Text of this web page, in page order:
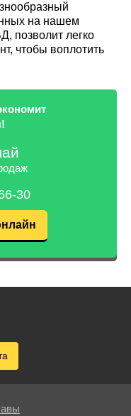
на нашем
позволит легко
чтобы воплотить
30